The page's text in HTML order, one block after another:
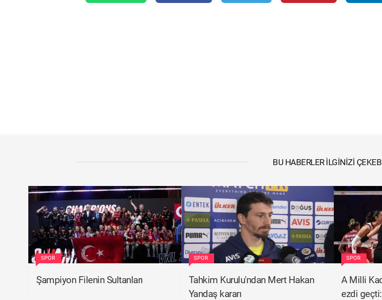
BU HABERLER İLGINIZI
SPOR
Şampiyon Filenin Sultanları
SPOR
Tahkim Kurulu'ndan Mert Hakan
Yandaş kararı
SPOR
A Milli
ezdi